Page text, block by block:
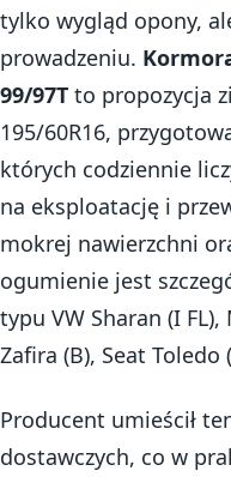
tylko wygląd opony,
prowadzeniu.
99/97T to propozycja
195/60R16,
których codziennie
na eksploatację i
mokrej nawierzchni
ogumienie jest
typu VW Sharan (I FL),
Zafira (B), Seat Toledo
Producent umieścił
dostawczych, co w